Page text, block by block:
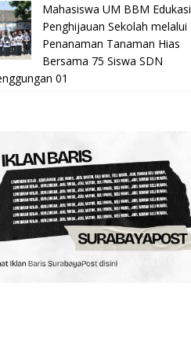
Mahasiswa UM BBM Edukasi
Penghijauan Sekolah melalui
Penanaman Tanaman Hias
Bersama 75 Siswa SDN
01